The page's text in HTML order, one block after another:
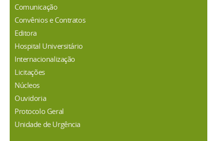
Comunicação
Convênios e Contratos
Editora
Hospital Universitário
Internacionalização
Licitações
Núcleos
Ouvidoria
Protocolo Geral
Unidade de Urgência